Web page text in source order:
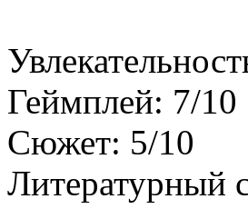
Геймплей: 7/10
Сюжет: 5/10
Литературный